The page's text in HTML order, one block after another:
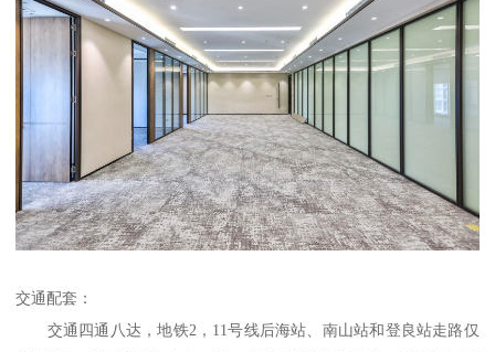
交通配套：
交通四通八达，地铁2，11号线后海站、南山站和登良站走路仅